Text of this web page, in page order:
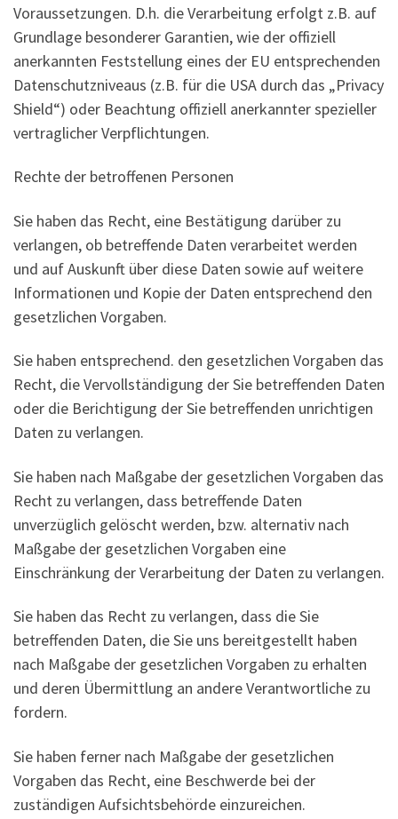
Voraussetzungen. D.h. die Verarbeitung erfolgt z.B. auf
Grundlage besonderer Garantien, wie der offiziell
anerkannten Feststellung eines der EU entsprechenden
Datenschutzniveaus (z.B. für die USA durch das „Privacy
Shield“) oder Beachtung offiziell anerkannter spezieller
vertraglicher Verpflichtungen.
Rechte der betroffenen Personen
Sie haben das Recht, eine Bestätigung darüber zu
verlangen, ob betreffende Daten verarbeitet werden
und auf Auskunft über diese Daten sowie auf weitere
Informationen und Kopie der Daten entsprechend den
gesetzlichen Vorgaben.
Sie haben entsprechend. den gesetzlichen Vorgaben das
Recht, die Vervollständigung der Sie betreffenden Daten
oder die Berichtigung der Sie betreffenden unrichtigen
Daten zu verlangen.
Sie haben nach Maßgabe der gesetzlichen Vorgaben das
Recht zu verlangen, dass betreffende Daten
unverzüglich gelöscht werden, bzw. alternativ nach
Maßgabe der gesetzlichen Vorgaben eine
Einschränkung der Verarbeitung der Daten zu verlangen.
Sie haben das Recht zu verlangen, dass die Sie
betreffenden Daten, die Sie uns bereitgestellt haben
nach Maßgabe der gesetzlichen Vorgaben zu erhalten
und deren Übermittlung an andere Verantwortliche zu
fordern.
Sie haben ferner nach Maßgabe der gesetzlichen
Vorgaben das Recht, eine Beschwerde bei der
zuständigen Aufsichtsbehörde einzureichen.